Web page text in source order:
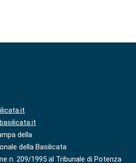
della
della Basilicata
n. 209/1995 al Tribunale di Potenza